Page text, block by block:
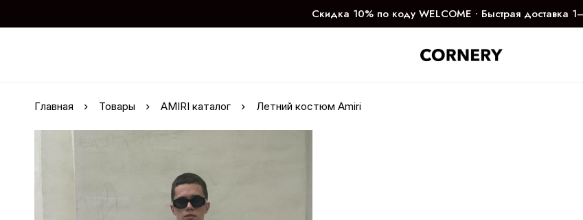
Скидка 10% по коду WELCOME ∙ Быстрая доставка
Главная Товары AMIRI каталог Летний костюм Amiri